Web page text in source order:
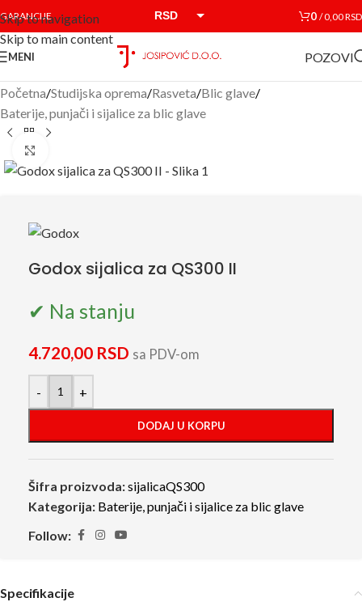
Skip to navigation
Skip to main content
GARANCIJE RSD 0 /0,00RSD
MENI POZOVI
Početna/Studijska oprema/Rasveta/Blic glave/
Baterije, punjači i sijalice za blic glave
Godox sijalica za QS300 II
✔ Na stanju
4.720,00 RSD sa PDV-om
- +
DODAJ U KORPU
Šifra proizvoda:sijalicaQS300
Kategorija: Baterije, punjači i sijalice za blic glave
Follow:
Specifikacije